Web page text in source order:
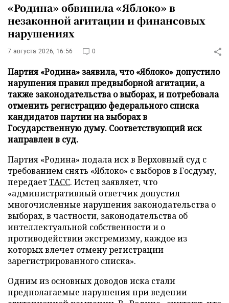
«Родина» обвинила «Яблоко» в
незаконной агитации и финансовых
нарушениях
7 августа 2026, 16:56 0
Партия «Родина» заявила, что «Яблоко» допустило
нарушения правил предвыборной агитации, а
также законодательства о выборах, и потребовала
отменить регистрацию федерального списка
кандидатов партии на выборах в
Государственную думу. Соответствующий иск
направлен в суд.
Партия «Родина» подала иск в Верховный суд с
требованием снять «Яблоко» с выборов в Госдуму,
передаетТАСС. Истец заявляет, что
«административный ответчик допустил
многочисленные нарушения законодательства о
выборах, в частности, законодательства об
интеллектуальной собственности и о
противодействии экстремизму, каждое из
которых влечет отмену регистрации
зарегистрированного списка».
Одним из основных доводов иска стали
предполагаемые нарушения при ведении